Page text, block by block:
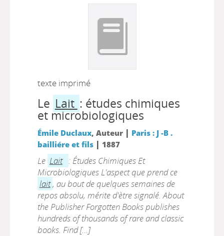
texte imprimé
Le Lait : études chimiques
et microbiologiques
Émile Duclaux, Auteur | Paris : J -B .
bailliére et fils| 1887
Le Lait : Études Chimiques Et
Microbiologiques L'aspect que prend ce
lait, au bout de quelques semaines de
repos absolu, mérite d'ètre signalé. About
the Publisher Forgotten Books publishes
hundreds of thousands of rare and classic
books. Find [...]